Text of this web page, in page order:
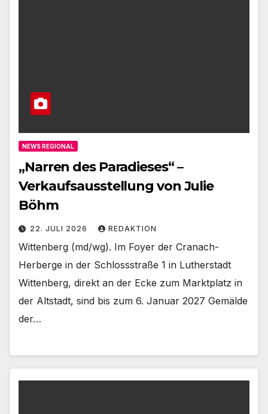
NEWS REGIONAL
„Narren des Paradieses“ –
Verkaufsausstellung von Julie
Böhm
22. JULI 2026 REDAKTION
Wittenberg (md/wg). Im Foyer der Cranach-
Herberge in der Schlossstraße 1 in Lutherstadt
Wittenberg, direkt an der Ecke zum Marktplatz in
der Altstadt, sind bis zum 6. Januar 2027 Gemälde
der…